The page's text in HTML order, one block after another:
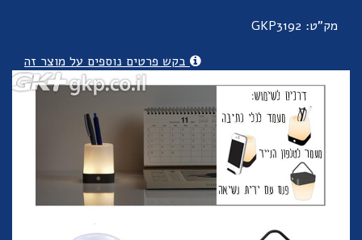
מק"ט: GKP3192
בקש פרטים נוספים על מוצר זה